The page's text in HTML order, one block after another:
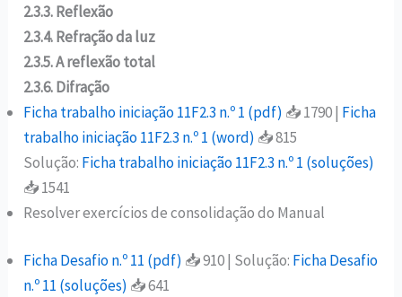
2.3.3. Reflexão
2.3.4. Refração da luz
2.3.5. A reflexão total
2.3.6. Difração
Ficha trabalho iniciação 11F2.3 n.º 1 (pdf) 📥 1790 | Ficha
trabalho iniciação 11F2.3 n.º 1 (word) 📥 815
Solução: Ficha trabalho iniciação 11F2.3 n.º 1 (soluções)
📥 1541
Resolver exercícios de consolidação do Manual
Ficha Desafio n.º 11 (pdf) 📥 910 | Solução: Ficha Desafio
n.º 11 (soluções) 📥 641